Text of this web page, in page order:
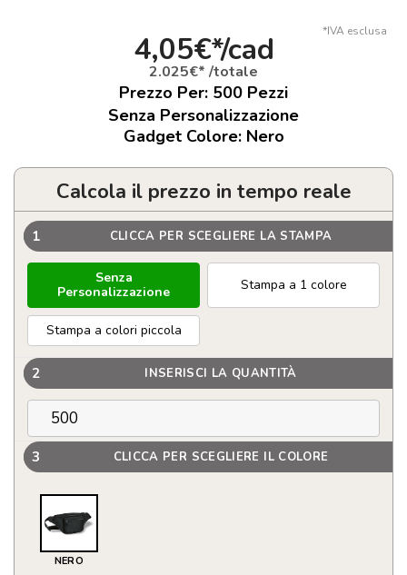
*IVA esclusa
4,05€*/cad
2.025€* /totale
Prezzo Per: 500 Pezzi
Senza Personalizzazione
Gadget Colore: Nero
Calcola il prezzo in tempo reale
1 CLICCA PER SCEGLIERE LA STAMPA
Senza
Personalizzazione
Stampa a 1 colore
Stampa a colori piccola
2 INSERISCI LA QUANTITÀ
3 CLICCA PER SCEGLIERE IL COLORE
NERO